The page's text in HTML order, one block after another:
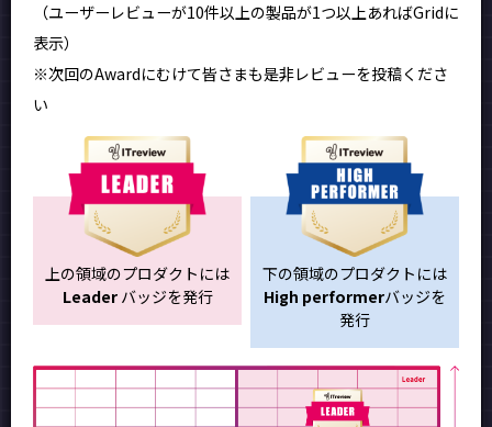
（ユーザーレビューが10件以上の製品が1つ以上あればGridに
表示）
※次回のAwardにむけて皆さまも是非レビューを投稿くださ
い
上の領域のプロダクトには
Leaderバッジを発行
下の領域のプロダクトには
High performerバッジを
発行